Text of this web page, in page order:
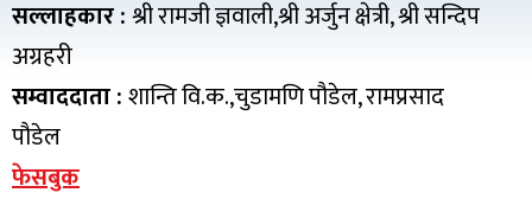
सल्लाहकार :श्री रामजी ज्ञवाली,श्री अर्जुन क्षेत्री, श्री सन्दिप
अग्रहरी
सम्वाददाता :शान्ति वि.क.,चुडामणि पौडेल, रामप्रसाद
पौडेल
फेसबुक